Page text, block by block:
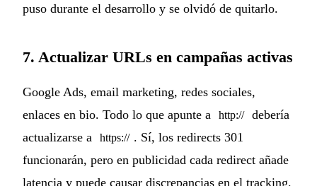
puso durante el desarrollo y se olvidó de quitarlo.
7. Actualizar URLs en campañas activas
Google Ads, email marketing, redes sociales,
enlaces en bio. Todo lo que apunte a
http://
debería
actualizarse a
https:// . Sí, los redirects 301
funcionarán, pero en publicidad cada redirect añade
latencia y puede causar discrepancias en el tracking.